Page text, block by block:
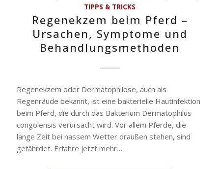
TIPPS & TRICKS
Regenekzem beim Pferd –
Ursachen, Symptome und
Behandlungsmethoden
Regenekzem oder Dermatophilose, auch als
Regenräude bekannt, ist eine bakterielle Hautinfektion
beim Pferd, die durch das Bakterium Dermatophilus
congolensis verursacht wird. Vor allem Pferde, die
lange Zeit bei nassem Wetter draußen stehen, sind
gefährdet. Erfahre jetzt mehr…